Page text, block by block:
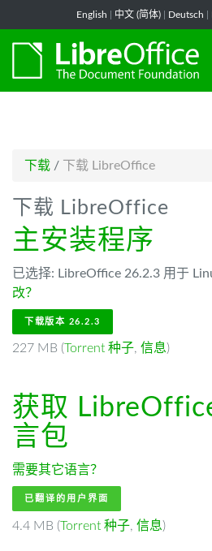
English 中文 (简体) Deutsch
下载 / 下载 LibreOffice
下载 LibreOffice
主安装程序
已选择: LibreOffice 26.2.3 用于
改？
下载版本 26.2.3
227 MB (Torrent 种子, 信息)
获取
言包
需要其它语言？
已翻译的用户界面
4.4 MB (Torrent 种子, 信息)